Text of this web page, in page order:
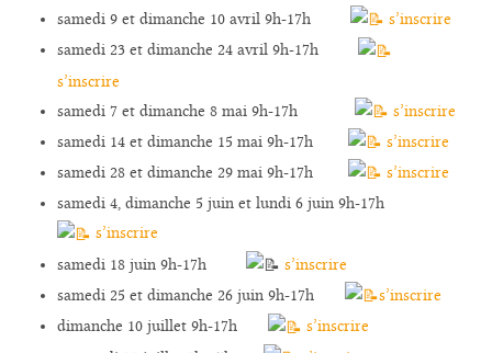
samedi 9 et dimanche 10 avril 9h-17h
s’inscrire
samedi 23 et dimanche 24 avril 9h-17h
s’inscrire
samedi 7 et dimanche 8 mai 9h-17h
s’inscrire
samedi 14 et dimanche 15 mai 9h-17h
s’inscrire
samedi 28 et dimanche 29 mai 9h-17h
s’inscrire
samedi 4, dimanche 5 juin et lundi 6 juin 9h-17h
s’inscrire
samedi 18 juin 9h-17h
s’inscrire
samedi 25 et dimanche 26 juin 9h-17h
s’inscrire
dimanche 10 juillet 9h-17h
s’inscrire